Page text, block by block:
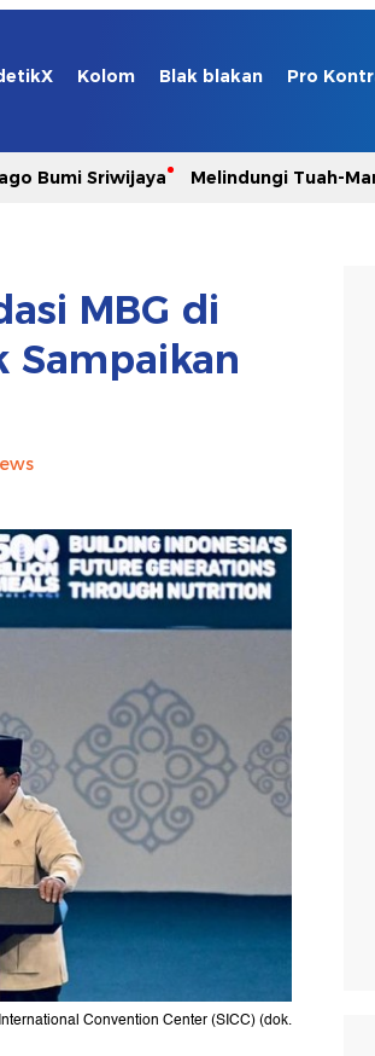
Kolom Blak blakan Pro
Bumi Sriwijaya Melindungi Tuah-
MBG di
Sampaikan
Convention Center (SICC) (dok.